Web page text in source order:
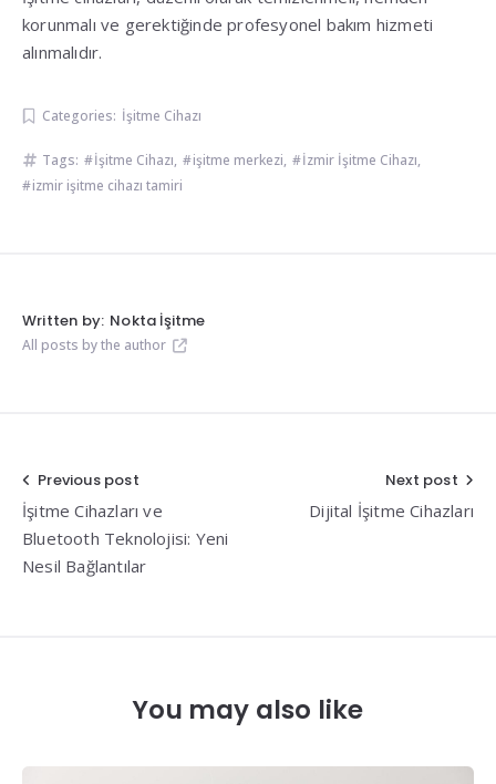
korunmalı ve gerektiğinde profesyonel bakım hizmeti
alınmalıdır.
Categories: İşitme Cihazı
Tags: İşitme Cihazı, işitme merkezi, İzmir İşitme Cihazı,
izmir işitme cihazı tamiri
Written by: Nokta İşitme
All posts by the author
Yazı
gezinmesi
Previous post
İşitme Cihazları ve
Bluetooth Teknolojisi: Yeni
Nesil Bağlantılar
Next post
Dijital İşitme Cihazları
You may also like